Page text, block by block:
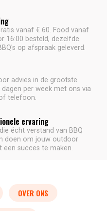
vanaf € 60. Food vanaf
16:00 besteld, dezelfde
op afspraak geleverd.
advies in de grootste
per week met ons via
telefoon.
ervaring
écht verstand van BBQ
doen om jouw outdoor
succes te maken.
OVER ONS